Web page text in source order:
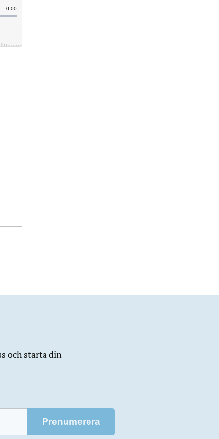
och starta din